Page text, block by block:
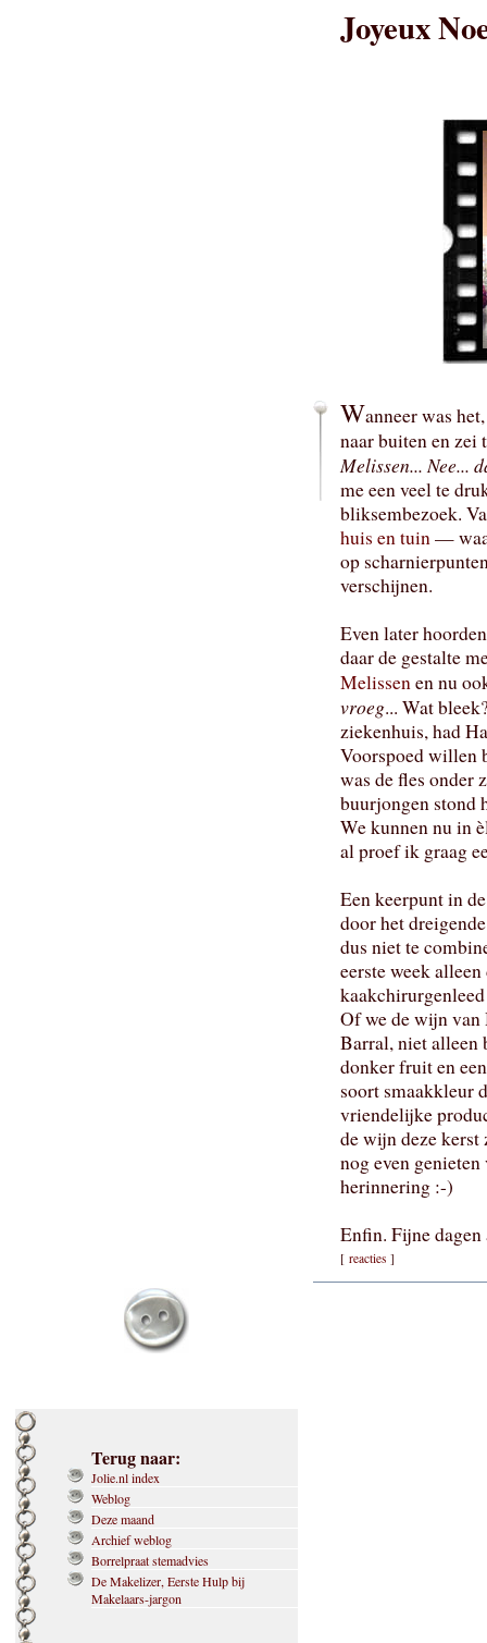
Joyeux
Wanneer was
naar buiten en
Melissen... Nee...
me een veel te
bliksembezoek.
huis en tuin—
op
verschijnen.
Even later
daar de gestalte
Melissenen nu
vroeg... Wat
ziekenhuis, had
Voorspoed willen
was de fles onder
buurjongen stond
We kunnen nu in
al proef ik graag
Een keerpunt in
door het
dus niet te
eerste week
Of we de wijn van
Barral, niet alleen
donker fruit en
soort smaakkleur
vriendelijke
de wijn deze
nog even genieten
herinnering :-)
Enfin. Fijne
[ reacties ]
Terug naar:
Jolie.nl index
Weblog
Deze maand
Archief weblog
Borrelpraat stemadvies
De Makelizer, Eerste Hulp bij
Makelaars-jargon